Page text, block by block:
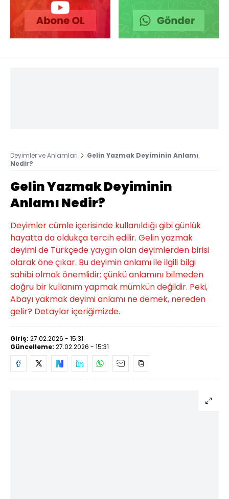
Deyimler ve Anlamları
Gelin Yazmak Deyiminin Anlamı
Nedir?
Gelin Yazmak Deyiminin
Anlamı Nedir?
Deyimler cümle içerisinde kullanıldığı gibi günlük
hayatta da oldukça tercih edilir. Gelin yazmak
deyimi de Türkçede yaygın olan deyimlerden birisi
olarak öne çıkar. Bu deyimin anlamı ile ilgili bilgi
sahibi olmak önemlidir; çünkü anlamını bilmeden
doğru bir kullanım yapmak mümkün değildir. Peki,
Abayı yakmak deyimi anlamı ne demek, nereden
gelir? Detaylar içeriğimizde.
Giriş: 27.02.2026 - 15:31
Güncelleme: 27.02.2026 - 15:31